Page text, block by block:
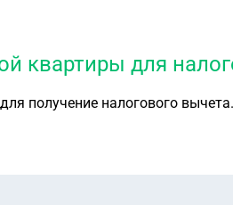
квартиры для
получение налогового